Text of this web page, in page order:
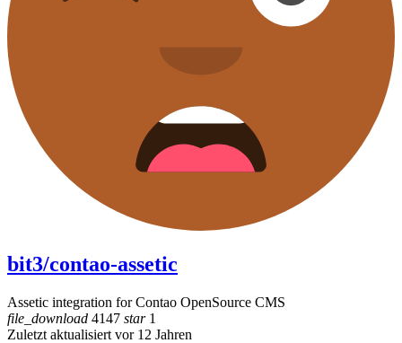
bit3/contao-assetic
Assetic integration for Contao OpenSource CMS
file_download 4147 star1
Zuletzt aktualisiert vor 12 Jahren